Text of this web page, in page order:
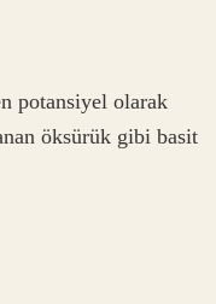
potansiyel olarak
öksürük gibi basit